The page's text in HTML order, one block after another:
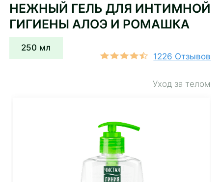
НЕЖНЫЙ ГЕЛЬ ДЛЯ ИНТИМНОЙ
ГИГИЕНЫ АЛОЭ И РОМАШКА
Уход за телом
1226 Отзывов
250 мл